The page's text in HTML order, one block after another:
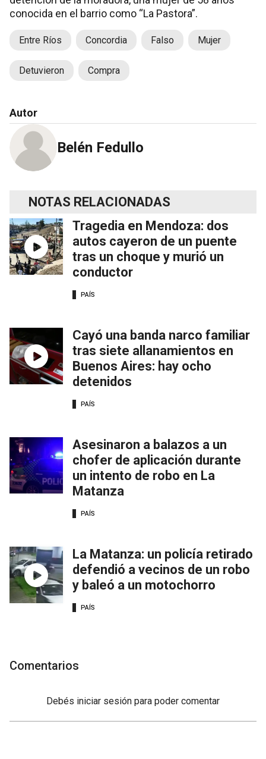
conocida en el barrio como “La Pastora”.
Entre Ríos Concordia Falso Mujer
Detuvieron Compra
Autor
Belén Fedullo
NOTAS RELACIONADAS
Tragedia en Mendoza: dos
autos cayeron de un puente
tras un choque y murió un
conductor
PAÍS
Cayó una banda narco familiar
tras siete allanamientos en
Buenos Aires: hay ocho
detenidos
PAÍS
Asesinaron a balazos a un
chofer de aplicación durante
un intento de robo en La
Matanza
PAÍS
La Matanza: un policía retirado
defendió a vecinos de un robo
y baleó a un motochorro
PAÍS
Comentarios
Debés iniciar sesión para poder comentar